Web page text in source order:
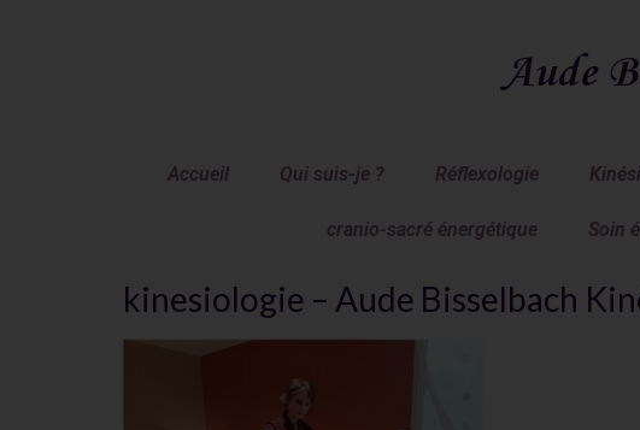
Aude
Accueil Qui suis-je ? Réflexologie
cranio-sacré énergétique Soin
kinesiologie – Aude Bisselbach